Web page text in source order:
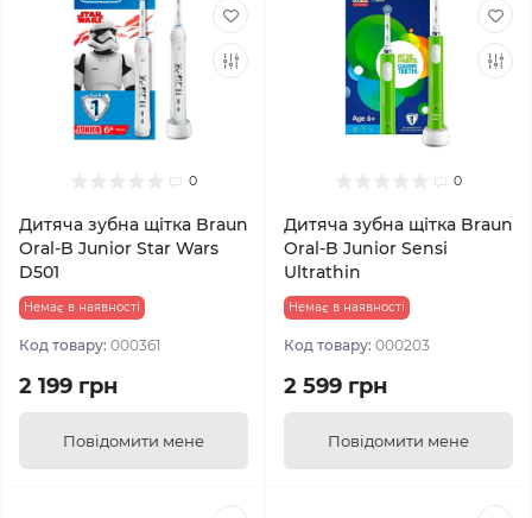
0
Дитяча зубна щітка Braun
Oral-B Junior Star Wars
D501
Немає в наявності
Код товару: 000361
2 199 грн
Повідомити мене
0
Дитяча зубна щітка Braun
Oral-B Junior Sensi
Ultrathin
Немає в наявності
Код товару: 000203
2 599 грн
Повідомити мене